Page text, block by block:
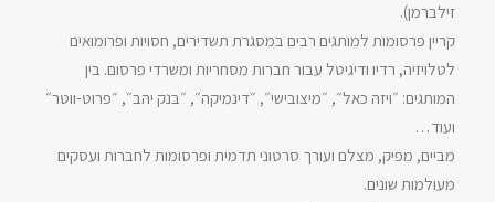
זילברמן).
קריין פרסומות למותגים רבים במסגרת תשדירים, חסויות ופרומואים
לטלויזיה, רדיו ודיגיטל עבור חברות מסחריות ומשרדי פרסום. בין
המותגים: ״ויזה כאל״, ״מיצובישי״, ״דינמיקה״, ״בנק יהב״, ״פרוט-ווטר״
ועוד…
מביים, מפיק, מצלם ועורך סרטוני תדמית ופרסומות לחברות ועסקים
מעולמות שונים.